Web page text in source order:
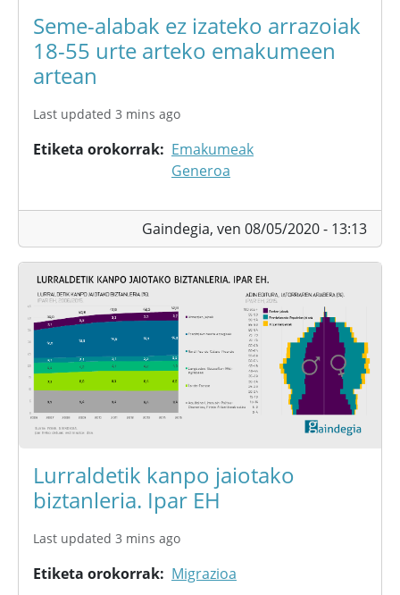
Seme-alabak ez izateko arrazoiak
18-55 urte arteko emakumeen
artean
Last updated 3 mins ago
Etiketa orokorrak
Emakumeak
Generoa
Gaindegia, ven 08/05/2020 - 13:13
Lurraldetik kanpo jaiotako
biztanleria. Ipar EH
Last updated 3 mins ago
Etiketa orokorrak Migrazioa